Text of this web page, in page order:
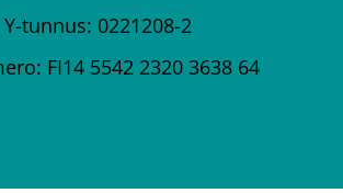
Y-tunnus: 0221208-2
FI14 5542 2320 3638 64